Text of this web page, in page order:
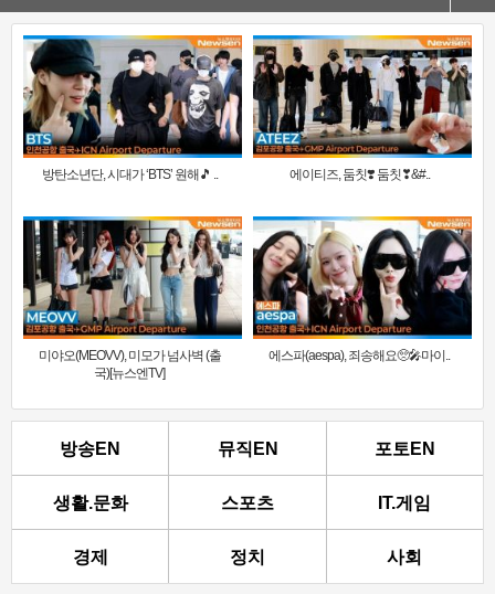
방탄소년단, 시대가 ‘BTS’ 원해🎵 .. 에이티즈, 둠칫❣️ 둠칫❣&#..
미야오(MEOVV), 미모가 넘사벽 (출
국)[뉴스엔TV]
에스파(aespa), 죄송해요🥺🎤마이..
방송EN 뮤직EN 포토EN
생활.문화 스포츠 IT.게임
경제 정치 사회